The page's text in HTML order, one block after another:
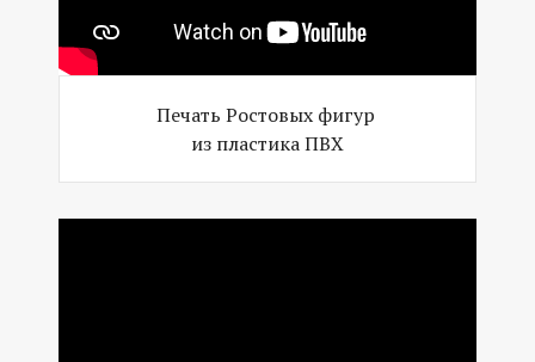
Печать Ростовых фигур
из пластика ПВХ